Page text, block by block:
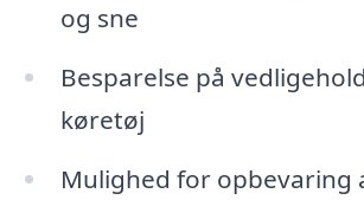
og sne
Besparelse på
køretøj
Mulighed for opbevaring